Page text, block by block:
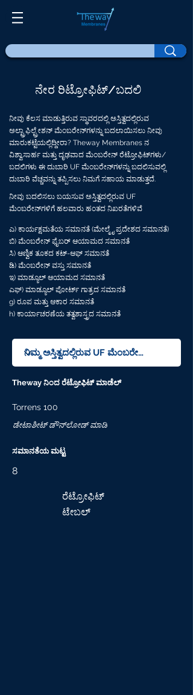
ನೇರ ರಿಟ್ರೋಫಿಟ್/ಬದಲಿ
ನೀವು ಕೆಲಸ ಮಾಡುತ್ತಿರುವ ಸ್ಥಾವರದಲ್ಲಿ ಅಸ್ತಿತ್ವದಲ್ಲಿರುವ
ಅಲ್ಟ್ರಾಫಿಲ್ಟ್ರೇಶನ್ ಮೆಂಬರೇನ್‌ಗಳನ್ನು ಬದಲಾಯಿಸಲು ನೀವು
ಮಾರುಕಟ್ಟೆಯಲ್ಲಿದ್ದೀರಾ? Theway Membranes ನ
ವಿಶ್ವಾಸಾರ್ಹ ಮತ್ತು ದೃಢವಾದ ಮೆಂಬರೇನ್ ರೆಟ್ರೋಫಿಟ್‌ಗಳು/
ಬದಲಿಗಳು ಈ ದುಬಾರಿ UF ಮೆಂಬರೇನ್‌ಗಳನ್ನು ಬದಲಿಸುವಲ್ಲಿ
ದುಬಾರಿ ವೆಚ್ಚವನ್ನು ತಪ್ಪಿಸಲು ನಿಮಗೆ ಸಹಾಯ ಮಾಡುತ್ತದೆ.
ನೀವು ಬದಲಿಸಲು ಬಯಸುವ ಅಸ್ತಿತ್ವದಲ್ಲಿರುವ UF
ಮೆಂಬರೇನ್‌ಗಳಿಗೆ ಹಲವಾರು ಹಂತದ ನಿಖರತೆಗಳಿವೆ
ಎ) ಕಾರ್ಯಕ್ಷಮತೆಯ ಸಮಾನತೆ (ಮೇಲ್ಮೈ ಪ್ರದೇಶದ ಸಮಾನತೆ)
ಬಿ) ಮೆಂಬರೇನ್ ಫೈಬರ್ ಆಯಾಮದ ಸಮಾನತೆ
ಸಿ) ಆಣ್ವಿಕ ತೂಕದ ಕಟ್-ಆಫ್ ಸಮಾನತೆ
ಡಿ) ಮೆಂಬರೇನ್ ವಸ್ತು ಸಮಾನತೆ
ಇ) ಮಾಡ್ಯೂಲ್ ಆಯಾಮದ ಸಮಾನತೆ
ಎಫ್) ಮಾಡ್ಯೂಲ್ ಪೋರ್ಟ್ ಗಾತ್ರದ ಸಮಾನತೆ
g) ರೂಪ ಮತ್ತು ಆಕಾರ ಸಮಾನತೆ
h) ಕಾರ್ಯಾಚರಣೆಯ ತತ್ವಶಾಸ್ತ್ರದ ಸಮಾನತೆ
Theway ನಿಂದ ರೆಟ್ರೋಫಿಟ್ ಮಾಡೆಲ್
Torrens 100
ಡೇಟಾಶೀಟ್ ಡೌನ್‌ಲೋಡ್ ಮಾಡಿ
ಸಮಾನತೆಯ ಮಟ್ಟ
8
ರೆಟ್ರೋಫಿಟ್
ಟೇಬಲ್